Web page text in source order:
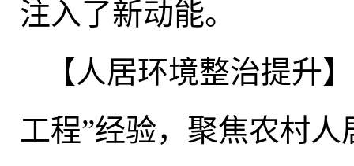
注入了新动能。
【人居环境整治提升
工程”经验， 聚焦农村人